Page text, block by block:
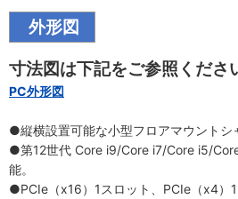
外形図
寸法図は下記をご参照くださ
PC外形図
●縦横設置可能な小型フロアマウントシ
●第12世代 Core i9/Core i7/Core i5/
能。
●PCIe（x16）1スロット、PCIe（x4）